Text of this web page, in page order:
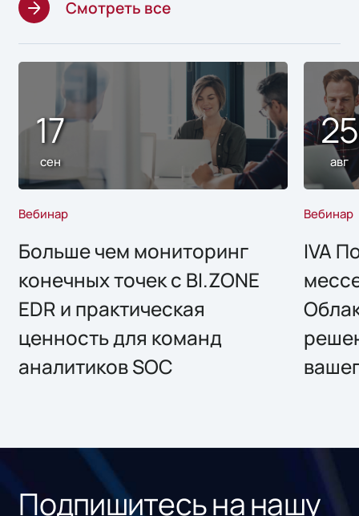
Смотреть все
17
сен
Вебинар
Больше чем мониторинг
конечных точек с BI.ZONE
EDR и практическая
ценность для команд
аналитиков SOC
25
авг
Вебинар
IVA
Подпишитесь на нашу